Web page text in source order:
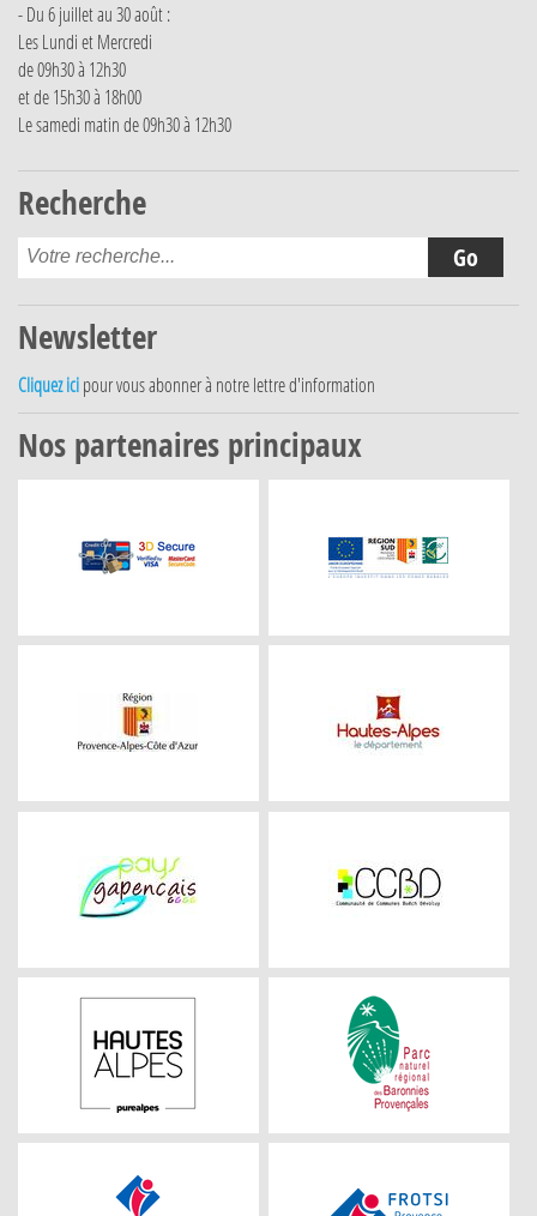
- Du 6 juillet au 30 août :
Les Lundi et Mercredi
de 09h30 à 12h30
et de 15h30 à 18h00
Le samedi matin de 09h30 à 12h30
Recherche
Newsletter
Cliquez ici pour vous abonner à notre lettre d'information
Nos partenaires principaux